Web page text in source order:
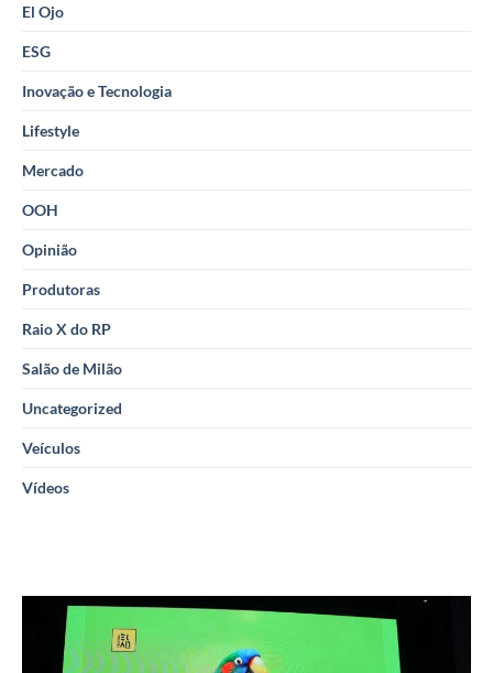
El Ojo
ESG
Inovação e Tecnologia
Lifestyle
Mercado
OOH
Opinião
Produtoras
Raio X do RP
Salão de Milão
Uncategorized
Veículos
Vídeos